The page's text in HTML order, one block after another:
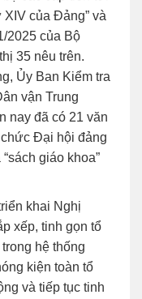
của Đảng” và
2025 của Bộ
35 nêu trên.
Ủy Ban Kiểm tra
vận Trung
nay đã có 21 văn
Đại hội đảng
giáo khoa”
khai Nghị
xếp, tinh gọn tổ
hệ thống
kiện toàn tổ
và tiếp tục tinh